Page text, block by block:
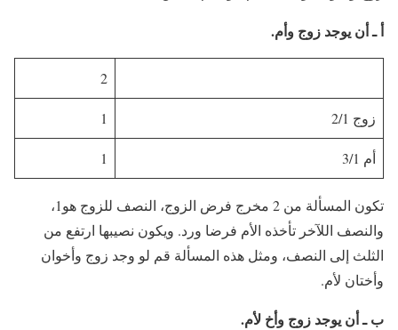
أ ـ أن يوجد زوج وأم.
2
زوج 2/1 1
أم 3/1 1
تكون المسألة من 2 مخرج فرض الزوج، النصف للزوج هو1،
والنصف اللآخر تأخذه الأم فرضا ورد. ويكون نصيبها ارتفع من
الثلث إلى النصف، ومثل هذه المسألة قم لو وجد زوج وأخوان
وأختان لأم.
ب ـ أن يوجد زوج وأخ لأم.